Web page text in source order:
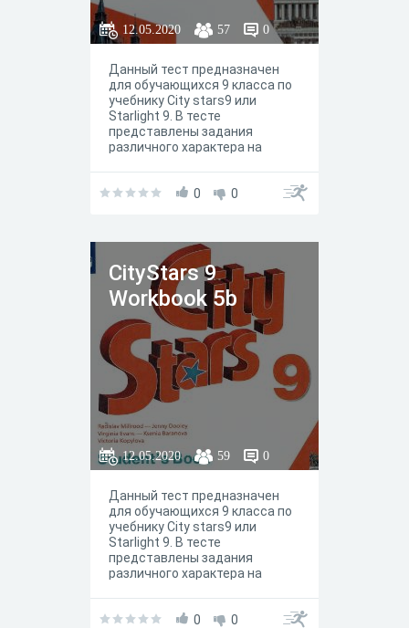
12.05.2020 57 0
Данный тест предназначен
для обучающихся 9 класса по
учебнику City stars9 или
Starlight 9. В тесте
представлены задания
различного характера на
5a. По сути, задания
тетради.
0 0
СityStars 9
Workbook 5b
12.05.2020 59 0
Данный тест предназначен
для обучающихся 9 класса по
учебнику City stars9 или
Starlight 9. В тесте
представлены задания
различного характера на
5b. По сути, задания
0 0